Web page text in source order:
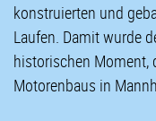
konstruierten und
Laufen. Damit wurde
historischen Moment,
Motorenbaus in